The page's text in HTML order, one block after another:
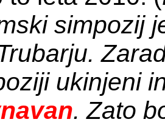
simpozij
ukinjeni
. Zato